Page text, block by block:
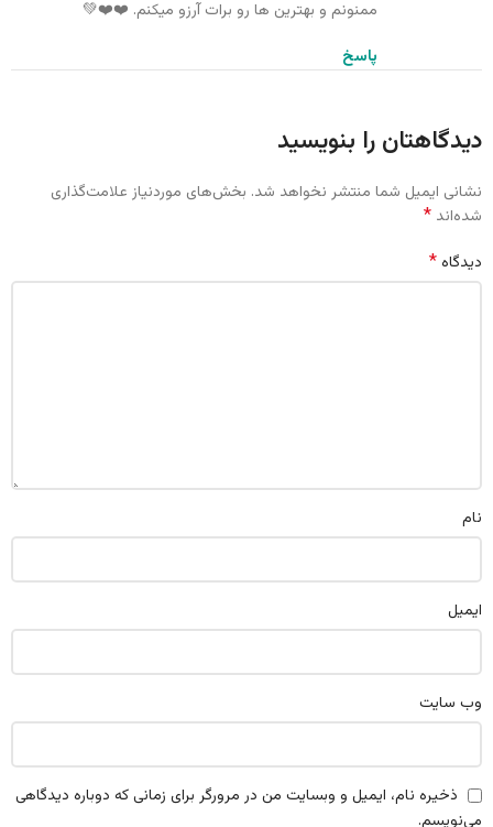
ممنونم و بهترین ها رو برات آرزو میکنم. ❤️❤️💚
پاسخ
دیدگاهتان را بنویسید
نشانی ایمیل شما منتشر نخواهد شد. بخش‌های موردنیاز علامت‌گذاری
شده‌اند *
دیدگاه*
نام
ایمیل
وب‌ سایت
ذخیره نام، ایمیل و وبسایت من در مرورگر برای زمانی که دوباره دیدگاهی
می‌نویسم.